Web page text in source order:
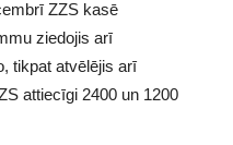
ZZS kasē
ziedojis arī
tikpat atvēlējis arī
attiecīgi 2400 un 1200